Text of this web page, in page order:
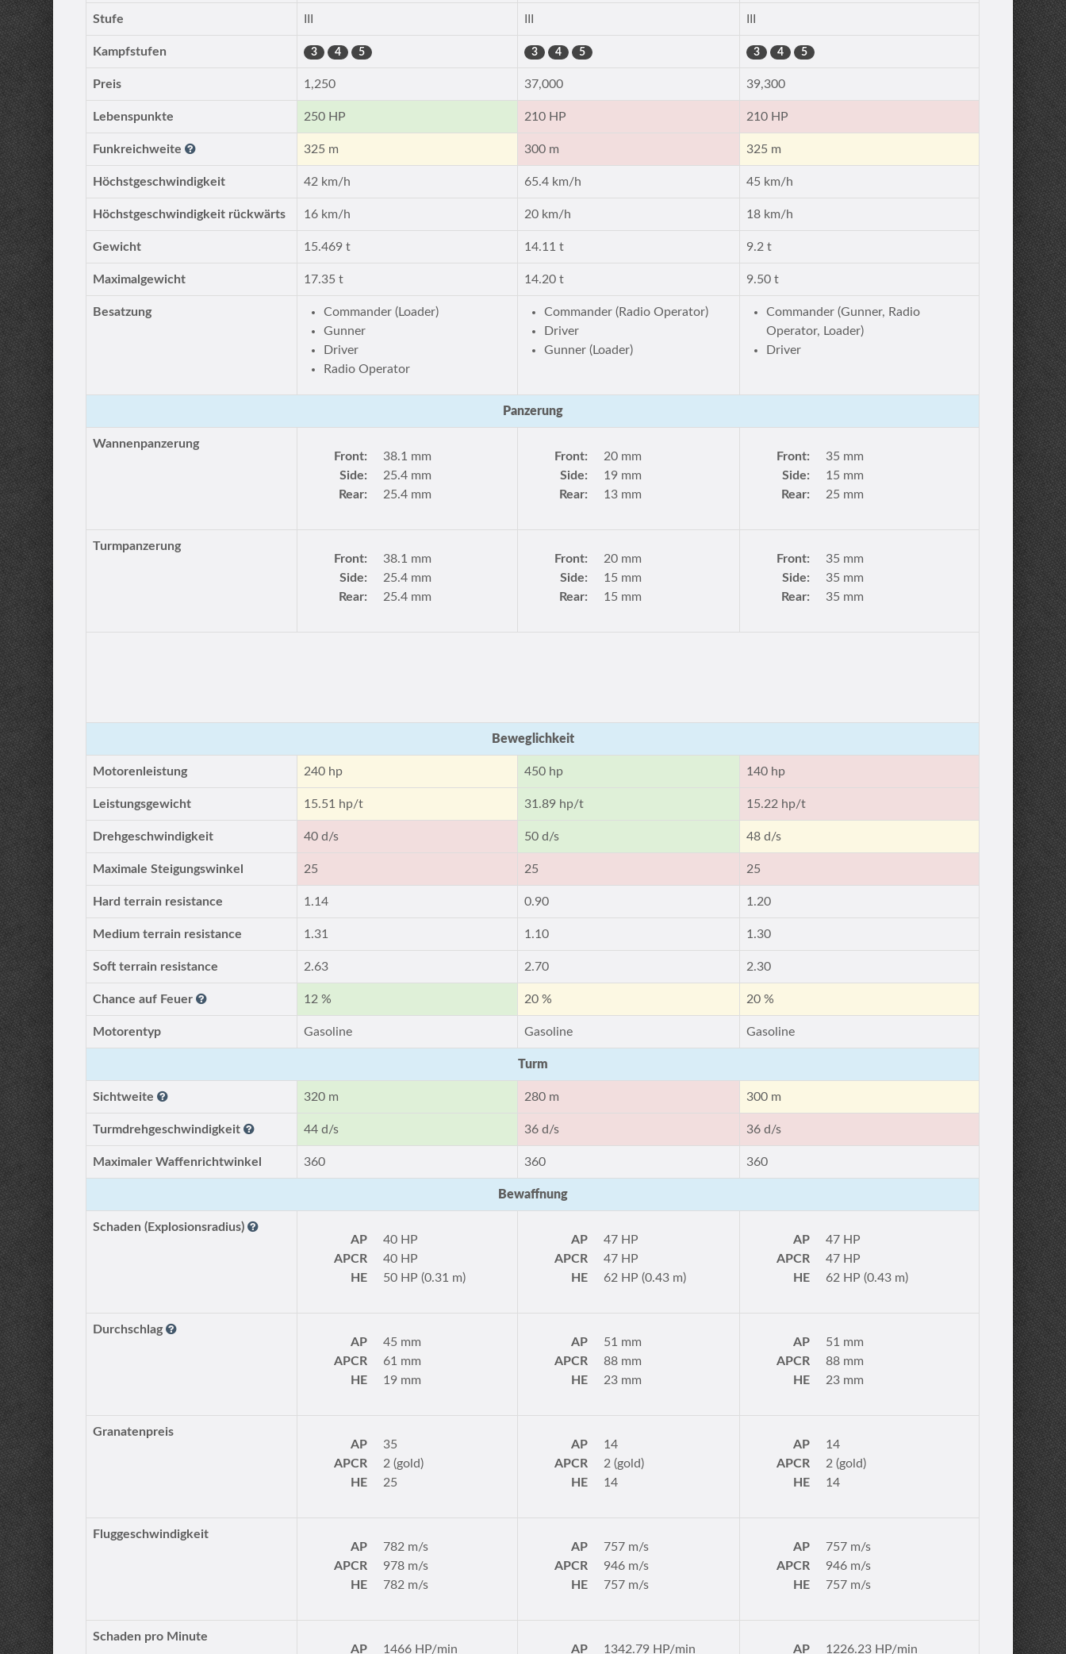
Stufe
Kampfstufen 3 4 5 3 4 5 3 4 5
Preis 1,250 37,000 39,300
Lebenspunkte 250 HP 210 HP 210 HP
Funkreichweite 325 m 300 m 325 m
Höchstgeschwindigkeit 42 km/h 65.4 km/h 45 km/h
Höchstgeschwindigkeit rückwärts 16 km/h 20 km/h 18 km/h
Gewicht 15.469 t 14.11 t 9.2 t
Maximalgewicht 17.35 t 14.20 t 9.50 t
Besatzung
Commander (Loader)
Gunner
Driver
Radio Operator
Commander (Radio Operator)
Driver
Gunner (Loader)
Commander (Gunner, Radio
Operator, Loader)
Driver
Panzerung
Wannenpanzerung
Front:
38.1 mm
Side:
25.4 mm
Rear:
25.4 mm
Front:
20 mm
Side:
19 mm
Rear:
13 mm
Front:
35 mm
Side:
15 mm
Rear:
25 mm
Turmpanzerung
Front:
38.1 mm
Side:
25.4 mm
Rear:
25.4 mm
Front:
20 mm
Side:
15 mm
Rear:
15 mm
Front:
35 mm
Side:
35 mm
Rear:
35 mm
Beweglichkeit
Motorenleistung 240 hp 450 hp 140 hp
Leistungsgewicht 15.51 hp/t 31.89 hp/t 15.22 hp/t
Drehgeschwindigkeit 40 d/s 50 d/s 48 d/s
Maximale Steigungswinkel 25 25 25
Hard terrain resistance 1.14 0.90 1.20
Medium terrain resistance 1.31 1.10 1.30
Soft terrain resistance 2.63 2.70 2.30
Chance auf Feuer 12 % 20 % 20 %
Motorentyp Gasoline Gasoline Gasoline
Turm
Sichtweite 320 m 280 m 300 m
Turmdrehgeschwindigkeit 44 d/s 36 d/s 36 d/s
Maximaler Waffenrichtwinkel 360 360 360
Bewaffnung
Schaden (Explosionsradius)
AP
40 HP
APCR
40 HP
HE
50 HP (0.31 m)
AP
47 HP
APCR
47 HP
HE
62 HP (0.43 m)
AP
47 HP
APCR
47 HP
HE
62 HP (0.43 m)
Durchschlag
AP
45 mm
APCR
61 mm
HE
19 mm
AP
51 mm
APCR
88 mm
HE
23 mm
AP
51 mm
APCR
88 mm
HE
23 mm
Granatenpreis
AP
35
APCR
2 (gold)
HE
25
AP
14
APCR
2 (gold)
HE
14
AP
14
APCR
2 (gold)
HE
14
Fluggeschwindigkeit
AP
782 m/s
APCR
978 m/s
HE
782 m/s
AP
757 m/s
APCR
946 m/s
HE
757 m/s
AP
757 m/s
APCR
946 m/s
HE
757 m/s
Schaden pro Minute
AP
1466 HP/min AP 1342.79 HP/min AP 1226.23 HP/min